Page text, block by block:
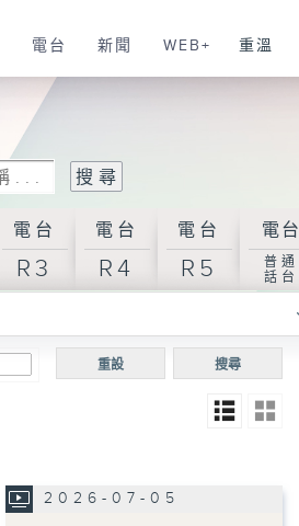
電台 新聞 WEB+ 重溫
電台
R3
電台
R4
電台
R5
電台
普通
話台
搜尋
重設
2026-07-05